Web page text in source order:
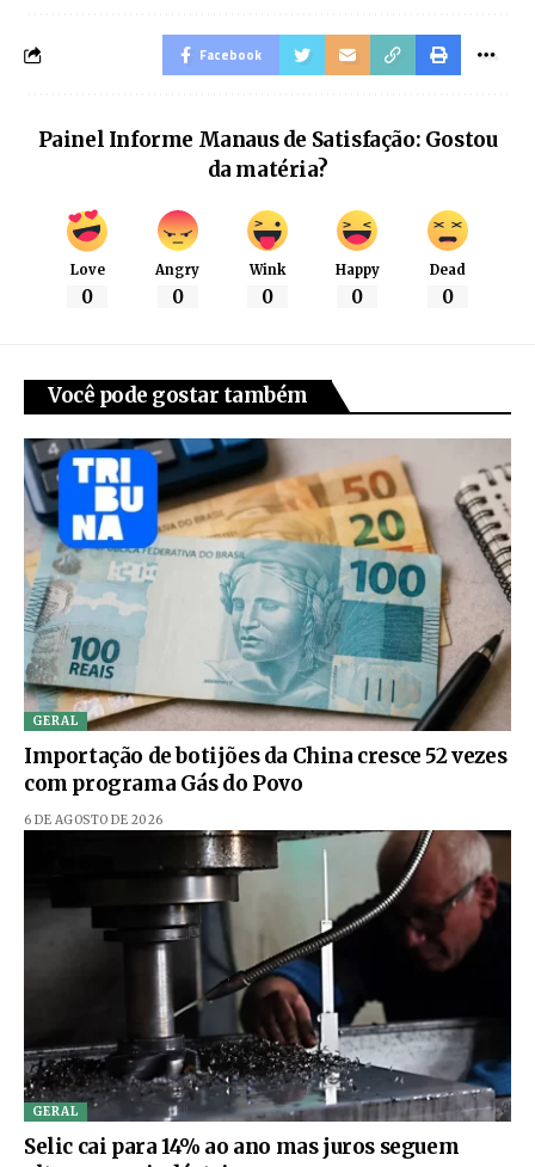
Facebook
Painel Informe Manaus de Satisfação: Gostou
da matéria?
Love
0
Angry
0
Wink
0
Happy
0
Dead
0
Você pode gostar também
GERAL
Importação de botijões da China cresce 52 vezes
com programa Gás do Povo
6 DE AGOSTO DE 2026
GERAL
Selic cai para 14% ao ano mas juros seguem